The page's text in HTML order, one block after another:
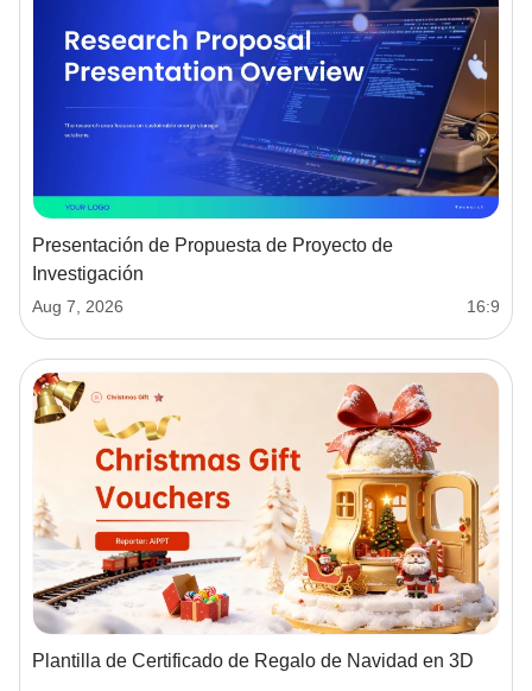
Presentación de Propuesta de Proyecto de
Investigación
Aug 7, 2026 16:9
Plantilla de Certificado de Regalo de Navidad en 3D